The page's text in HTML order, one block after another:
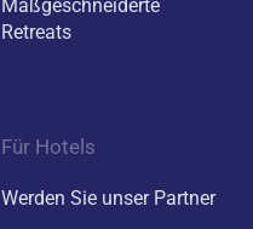
Maßgeschneiderte
Retreats
Für Hotels
Werden Sie unser Partner